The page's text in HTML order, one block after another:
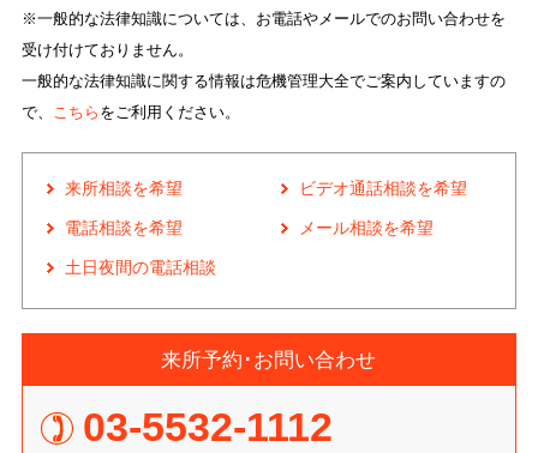
※一般的な法律知識については、お電話やメールでのお問い合わせを
受け付けておりません。
一般的な法律知識に関する情報は危機管理大全でご案内していますの
で、 こちら をご利用ください。
来所相談を希望 ビデオ通話相談を希望
電話相談を希望 メール相談を希望
土日夜間の電話相談
来所予約･お問い合わせ
03-5532-1112